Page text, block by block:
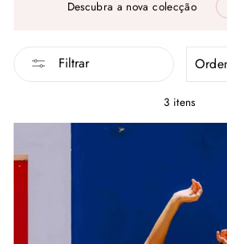
Descubra a nova colecção
Filtrar
3 itens